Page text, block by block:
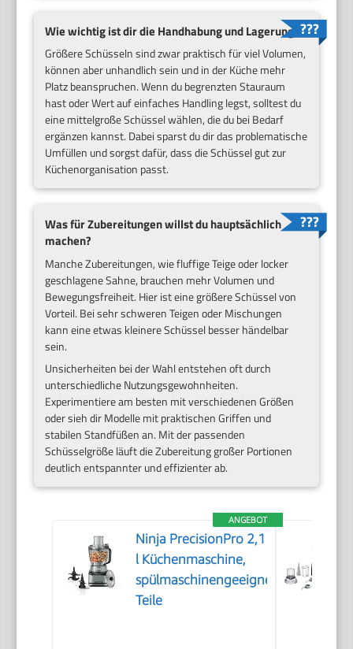
Wie wichtig ist dir die Handhabung und Lagerung?
Größere Schüsseln sind zwar praktisch für viel Volumen,
können aber unhandlich sein und in der Küche mehr
Platz beanspruchen. Wenn du begrenzten Stauraum
hast oder Wert auf einfaches Handling legst, solltest du
eine mittelgroße Schüssel wählen, die du bei Bedarf
ergänzen kannst. Dabei sparst du dir das problematische
Umfüllen und sorgst dafür, dass die Schüssel gut zur
Küchenorganisation passt.
Was für Zubereitungen willst du hauptsächlich
machen?
Manche Zubereitungen, wie fluffige Teige oder locker
geschlagene Sahne, brauchen mehr Volumen und
Bewegungsfreiheit. Hier ist eine größere Schüssel von
Vorteil. Bei sehr schweren Teigen oder Mischungen
kann eine etwas kleinere Schüssel besser händelbar
sein.
Unsicherheiten bei der Wahl entstehen oft durch
unterschiedliche Nutzungsgewohnheiten.
Experimentiere am besten mit verschiedenen Größen
oder sieh dir Modelle mit praktischen Griffen und
stabilen Standfüßen an. Mit der passenden
Schüsselgröße läuft die Zubereitung großer Portionen
deutlich entspannter und effizienter ab.
ANGEBOT
Ninja PrecisionPro 2,1
l Küchenmaschine,
spülmaschinengeeignete
Teile